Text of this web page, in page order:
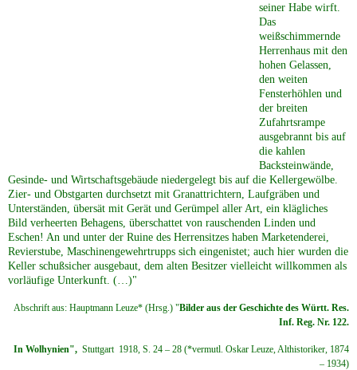
seiner Habe wirft.
Das
weißschimmernde
Herrenhaus mit den
hohen Gelassen,
den weiten
Fensterhöhlen und
der breiten
Zufahrtsrampe
ausgebrannt bis auf
die kahlen
Backsteinwände,
Gesinde- und Wirtschaftsgebäude niedergelegt bis auf die Kellergewölbe.
Zier- und Obstgarten durchsetzt mit Granattrichtern, Laufgräben und
Unterständen, übersät mit Gerät und Gerümpel aller Art, ein klägliches
Bild verheerten Behagens, überschattet von rauschenden Linden und
Eschen! An und unter der Ruine des Herrensitzes haben Marketenderei,
Revierstube, Maschinengewehrtrupps sich eingenistet; auch hier wurden die
Keller schußsicher ausgebaut, dem alten Besitzer vielleicht willkommen als
vorläufige Unterkunft. (…)"
Abschrift aus: Hauptmann Leuze* (Hrsg.) "Bilder aus der Geschichte des Württ. Res.
Inf. Reg. Nr. 122.
In Wolhynien", Stuttgart 1918, S. 24 – 28 (*vermutl. Oskar Leuze, Althistoriker, 1874
– 1934)